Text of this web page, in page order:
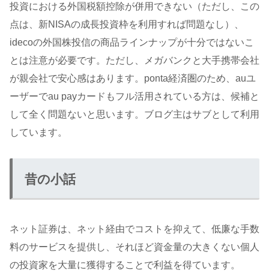
投資における外国税額控除が併用できない（ただし、この
点は、新NISAの成長投資枠を利用すれば問題なし）、
idecoの外国株投信の商品ラインナップが十分ではないこ
とは注意が必要です。ただし、メガバンクと大手携帯会社
が親会社で安心感はあります。ponta経済圏のため、auユ
ーザーでau payカードもフル活用されている方は、候補と
して全く問題ないと思います。ブログ主はサブとして利用
しています。
昔の小話
ネット証券は、ネット経由でコストを抑えて、低廉な手数
料のサービスを提供し、それほど資金量の大きくない個人
の投資家を大量に獲得することで利益を得ています。